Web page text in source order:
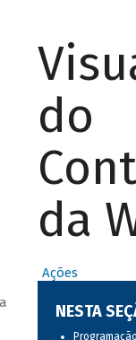
do
da
Ações
NESTA
Programação